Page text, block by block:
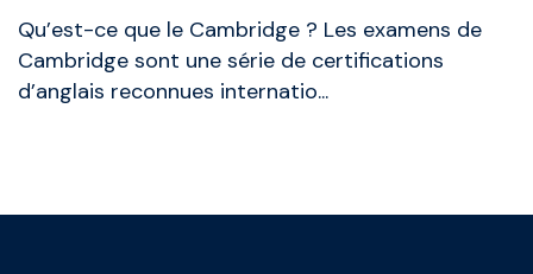
Qu’est-ce que le Cambridge ? Les examens de
Cambridge sont une série de certifications
d’anglais reconnues internatio...